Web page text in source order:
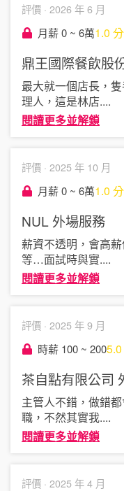
評價 · 2026 年 6 月
月薪 0 ~ 6萬1.0 分
鼎王國際餐飲股
最大就一個店長，
理人，這是林店....
閱讀更多並解鎖
評價 · 2025 年 10 月
月薪 0 ~ 6萬1.0 分
NUL 外場服務
薪資不透明，會高
等…面試時與實....
閱讀更多並解鎖
評價 · 2025 年 9 月
時薪 100 ~ 2005.0
茶自點有限公司
主管人不錯，做錯
職，不然其實我....
閱讀更多並解鎖
評價 · 2025 年 4 月